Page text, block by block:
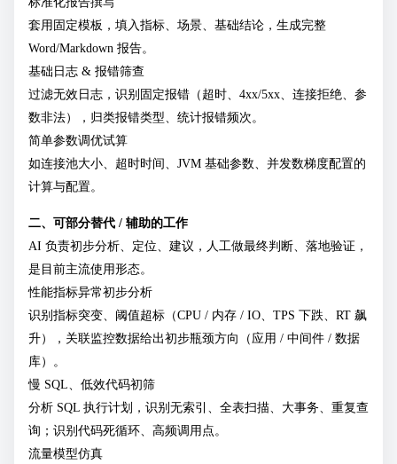
套用固定模板，填入指标、场景、基础结论，生成完整
Word/Markdown 报告。
基础日志 & 报错筛查
过滤无效日志，识别固定报错（超时、4xx/5xx、连接拒绝、参
数非法），归类报错类型、统计报错频次。
简单参数调优试算
如连接池大小、超时时间、JVM 基础参数、并发数梯度配置的
计算与配置。
二、可部分替代 / 辅助的工作
AI 负责初步分析、定位、建议，人工做最终判断、落地验证，
是目前主流使用形态。
性能指标异常初步分析
识别指标突变、阈值超标（CPU / 内存 / IO、TPS 下跌、RT 飙
升），关联监控数据给出初步瓶颈方向（应用 / 中间件 / 数据
库）。
慢 SQL、低效代码初筛
分析 SQL 执行计划，识别无索引、全表扫描、大事务、重复查
询；识别代码死循环、高频调用点。
流量模型仿真